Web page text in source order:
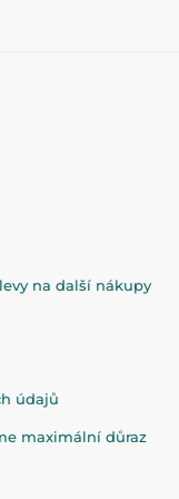
na další nákupy
údajů
maximální důraz